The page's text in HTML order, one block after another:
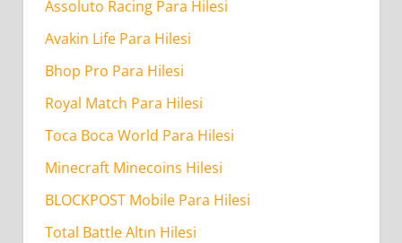
Assoluto Racing Para Hilesi
Avakin Life Para Hilesi
Bhop Pro Para Hilesi
Royal Match Para Hilesi
Toca Boca World Para Hilesi
Minecraft Minecoins Hilesi
BLOCKPOST Mobile Para Hilesi
Total Battle Altın Hilesi